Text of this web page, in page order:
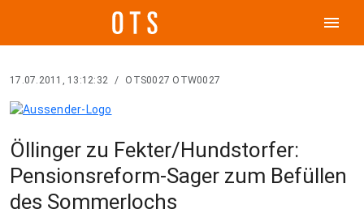
menu
17.07.2011, 13:12:32 / OTS0027 OTW0027
Öllinger zu Fekter/Hundstorfer:
Pensionsreform-Sager zum Befüllen
des Sommerlochs